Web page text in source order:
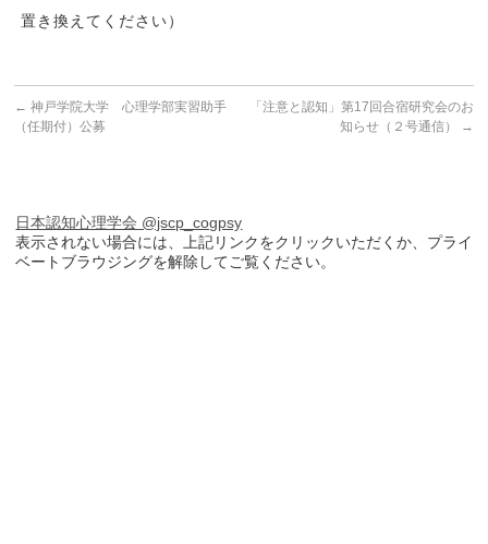
置き換えてください）
← 神戸学院大学 心理学部実習助手
（任期付）公募
「注意と認知」第17回合宿研究会のお
知らせ（２号通信）
→
日本認知心理学会 @jscp_cogpsy
表示されない場合には、上記リンクをクリックいただくか、プライ
ベートブラウジングを解除してご覧ください。